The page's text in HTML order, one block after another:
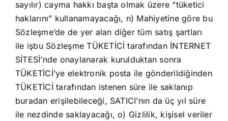
sayılır) cayma hakkı başta olmak üzere “tüketici
haklarını” kullanamayacağı, n) Mahiyetine göre bu
Sözleşme’de de yer alan diğer tüm satış şartları
ile işbu Sözleşme TÜKETİCİ tarafından İNTERNET
SİTESİ’nde onaylanarak kurulduktan sonra
TÜKETİCİ’ye elektronik posta ile gönderildiğinden
TÜKETİCİ tarafından istenen süre ile saklanıp
buradan erişilebileceği, SATICI’nın da üç yıl süre
ile nezdinde saklayacağı, o) Gizlilik, kişisel veriler